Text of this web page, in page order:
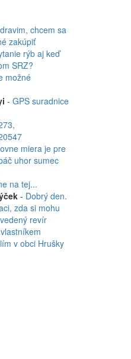
chcem sa
zakúpiť
rýb aj keď
SRZ?
možné
- GPS suradnice
miera je pre
uhor sumec
na tej...
- Dobrý den.
zda si mohu
revír
v obci Hrušky